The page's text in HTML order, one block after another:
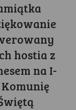
hostia z
na I-
Komunię